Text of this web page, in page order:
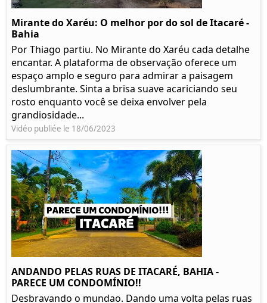
Mirante do Xaréu: O melhor por do sol de Itacaré -
Bahia
Por Thiago partiu. No Mirante do Xaréu cada detalhe
encantar. A plataforma de observação oferece um
espaço amplo e seguro para admirar a paisagem
deslumbrante. Sinta a brisa suave acariciando seu
rosto enquanto você se deixa envolver pela
grandiosidade...
Vidéo publiée le 18/06/2023
ANDANDO PELAS RUAS DE ITACARÉ, BAHIA -
PARECE UM CONDOMÍNIO!!
Desbravando o mundao. Dando uma volta pelas ruas